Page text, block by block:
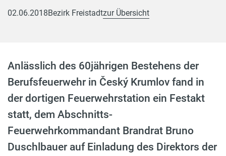
02.06.2018Bezirk Freistadtzur Übersicht
Anlässlich des 60jährigen Bestehens der
Berufsfeuerwehr in Český Krumlov fand in
der dortigen Feuerwehrstation ein Festakt
statt, dem Abschnitts-
Feuerwehrkommandant Brandrat Bruno
Duschlbauer auf Einladung des Direktors der